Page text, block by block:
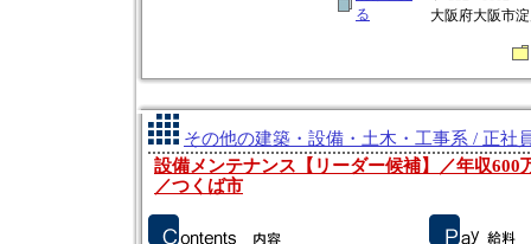
る
大阪府大阪市
その他の建築・設備・土木・工事系 / 正社
設備メンテナンス【リーダー候補】／年収600
／つくば市